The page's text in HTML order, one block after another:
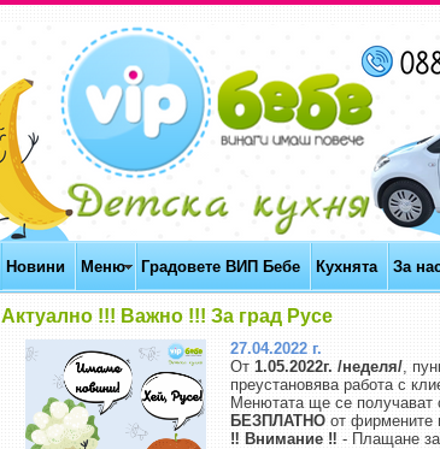
Новини Меню Градовете ВИП Бебе Кухнята За
Актуално !!! Важно !!! За град Русе
27.04.2022 г.
От 1.05.2022г. /неделя/,
преустановява работа с
Менютата ще се получават
БЕЗПЛАТНО от фирмените
‼️ Внимание ‼️ - Плащане